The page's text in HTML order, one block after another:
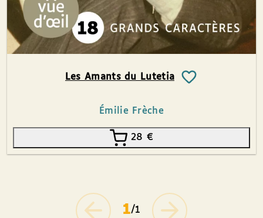
Les Amants du Lutetia
Émilie Frèche
28 €
1/1